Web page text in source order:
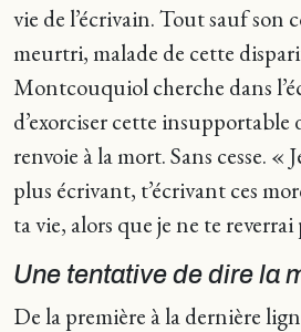
vie de l’écrivain. Tout sauf son
meurtri, malade de cette
Montcouquiol cherche dans
d’exorciser cette
renvoie à la mort. Sans cesse. «
plus écrivant, t’écrivant ces
ta vie, alors que je ne te
Une tentative de dire la
De la première à la dernière